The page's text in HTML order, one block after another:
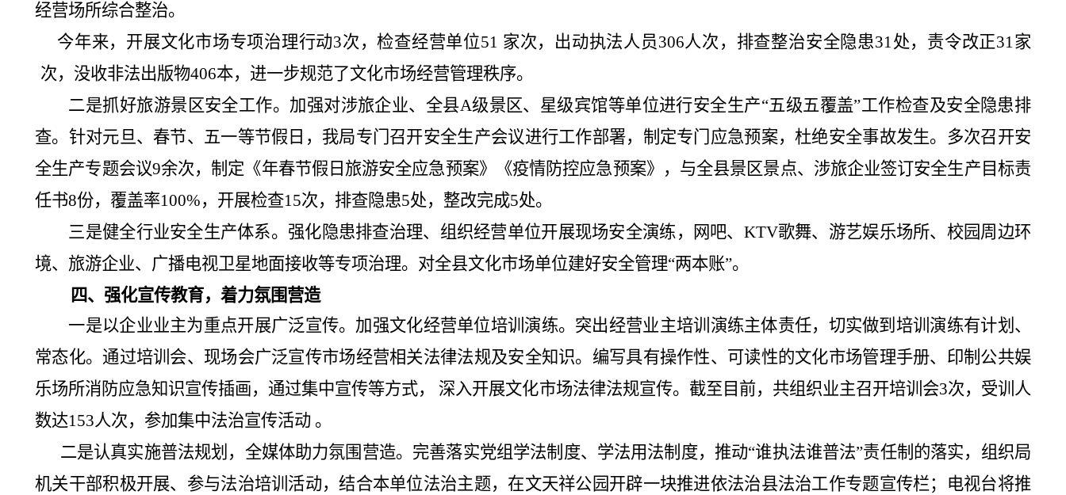
经营场所综合整治。
今年来，开展文化市场专项治理行动3次，检查经营单位51 家次，出动执法人员306人次，排查整治安全隐患31处，责令改正31家
次， 没收非法出版物406本，进一步规范了文化市场经营管理秩序。
二是抓好旅游景区安全工作。加强对涉旅企业、全县A级景区、星级宾馆等单位进行安全生产“五级五覆盖”工作检查及安全隐患排
查。针对元旦、春节、五一等节假日，我局专门召开安全生产会议进行工作部署，制定专门应急预案，杜绝安全事故发生。多次召开安
全生产专题会议9余次，制定《年春节假日旅游安全应急预案》《疫情防控应急预案》 ，与全县景区景点、涉旅企业签订安全生产目标责
任书8份，覆盖率100%，开展检查15次，排查隐患5处，整改完成5处。
三是健全行业安全生产体系。强化隐患排查治理、组织经营单位开展现场安全演练，网吧、 KTV歌舞、游艺娱乐场所、校园周边环
境、旅游企业、广播电视卫星地面接收等专项治理。对全县文化市场单位建好安全管理“两本账”。
四、强化宣传教育，着力氛围营造
一是以企业业主为重点开展广泛宣传。加强文化经营单位培训演练。突出经营业主培训演练主体责任，切实做到培训演练有计划、
常态化。通过培训会、现场会广泛宣传市场经营相关法律法规及安全知识。编写具有操作性、可读性的文化市场管理手册、印制公共娱
乐场所消防应急知识宣传插画，通过集中宣传等方式， 深入开展文化市场法律法规宣传。截至目前，共组织业主召开培训会3次，受训人
数达153人次，参加集中法治宣传活动 。
二是认真实施普法规划， 全媒体助力氛围营造。 完善落实党组学法制度、学法用法制度，推动“谁执法谁普法”责任制的落实，组织局
机关干部积极开展、参与法治培训活动，结合本单位法治主题， 在文天祥公园开辟一块推进依法治县法治工作专题宣传栏；
电视台将推